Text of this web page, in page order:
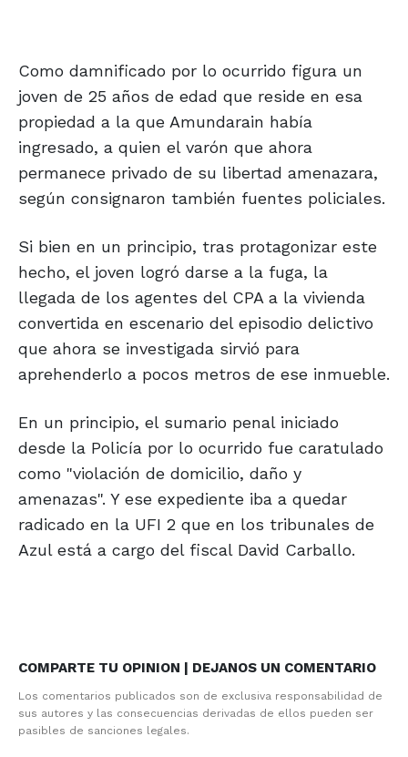
Como damnificado por lo ocurrido figura un
joven de 25 años de edad que reside en esa
propiedad a la que Amundarain había
ingresado, a quien el varón que ahora
permanece privado de su libertad amenazara,
según consignaron también fuentes policiales.
Si bien en un principio, tras protagonizar este
hecho, el joven logró darse a la fuga, la
llegada de los agentes del CPA a la vivienda
convertida en escenario del episodio delictivo
que ahora se investigada sirvió para
aprehenderlo a pocos metros de ese inmueble.
En un principio, el sumario penal iniciado
desde la Policía por lo ocurrido fue caratulado
como "violación de domicilio, daño y
amenazas". Y ese expediente iba a quedar
radicado en la UFI 2 que en los tribunales de
Azul está a cargo del fiscal David Carballo.
COMPARTE TU OPINION | DEJANOS UN COMENTARIO
Los comentarios publicados son de exclusiva responsabilidad de
sus autores y las consecuencias derivadas de ellos pueden ser
pasibles de sanciones legales.